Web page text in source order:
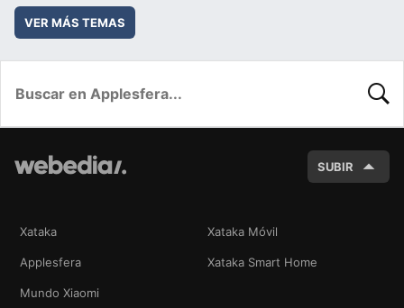
VER MÁS TEMAS
SUBIR
Xataka Xataka Móvil
Applesfera Xataka Smart Home
Mundo Xiaomi